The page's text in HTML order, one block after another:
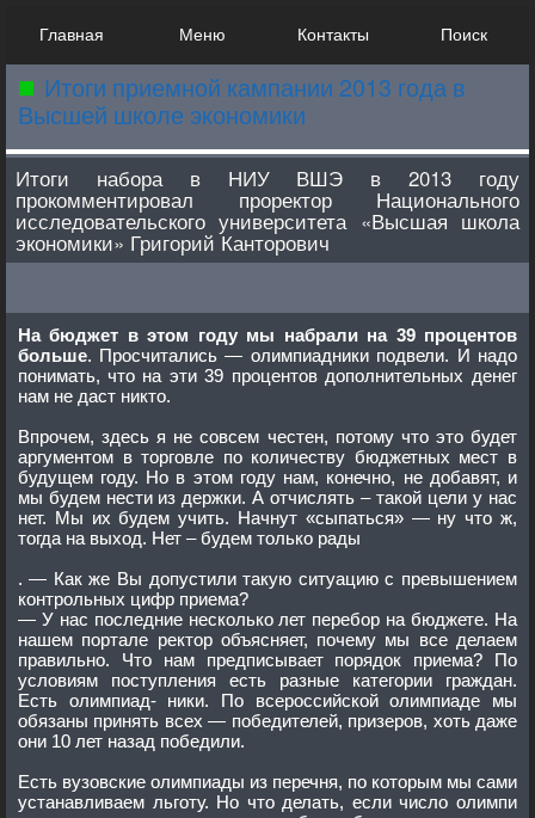
Главная Меню Контакты Поиск
Итоги приемной кампании 2013 года в
Высшей школе экономики
Итоги набора в НИУ ВШЭ в 2013 году
прокомментировал проректор Национального
исследовательского университета «Высшая школа
экономики» Григорий Канторович
На бюджет в этом году мы набрали на 39 процентов
больше. Просчитались — олимпиадники подвели. И надо
понимать, что на эти 39 процентов дополнительных денег
нам не даст никто.
Впрочем, здесь я не совсем честен, потому что это будет
аргументом в торговле по количеству бюджетных мест в
будущем году. Но в этом году нам, конечно, не добавят, и
мы будем нести из держки. А отчислять – такой цели у нас
нет. Мы их будем учить. Начнут «сыпаться» — ну что ж,
тогда на выход. Нет – будем только рады
. — Как же Вы допустили такую ситуацию с превышением
контрольных цифр приема?
— У нас последние несколько лет перебор на бюджете. На
нашем портале ректор объясняет, почему мы все делаем
правильно. Что нам предписывает порядок приема? По
условиям поступления есть разные категории граждан.
Есть олимпиад- ники. По всероссийской олимпиаде мы
обязаны принять всех — победителей, призеров, хоть даже
они 10 лет назад победили.
Есть вузовские олимпиады из перечня, по которым мы сами
устанавливаем льготу. Но что делать, если число олимпи